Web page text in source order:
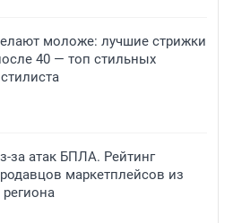
моложе: лучшие стрижки
40 — топ стильных
за атак БПЛА. Рейтинг
маркетплейсов из